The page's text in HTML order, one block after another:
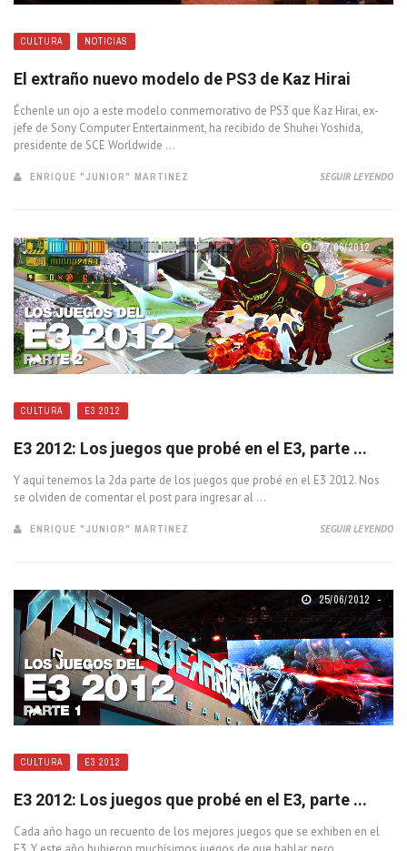
CULTURA NOTICIAS
El extraño nuevo modelo de PS3 de Kaz Hirai
Échenle un ojo a este modelo conmemorativo de PS3 que Kaz Hirai, ex-
jefe de Sony Computer Entertainment, ha recibido de Shuhei Yoshida,
presidente de SCE Worldwide ...
ENRIQUE "JUNIOR" MARTINEZ SEGUIR LEYENDO
27/06/2012
CULTURA E3 2012
E3 2012: Los juegos que probé en el E3, parte ...
Y aquí tenemos la 2da parte de los juegos que probé en el E3 2012. Nos
se olviden de comentar el post para ingresar al ...
ENRIQUE "JUNIOR" MARTINEZ SEGUIR LEYENDO
25/06/2012
CULTURA E3 2012
E3 2012: Los juegos que probé en el E3, parte ...
Cada año hago un recuento de los mejores juegos que se exhiben en el